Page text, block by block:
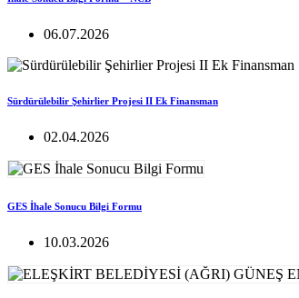
06.07.2026
Sürdürülebilir Şehirlier Projesi II Ek Finansman
02.04.2026
GES İhale Sonucu Bilgi Formu
10.03.2026